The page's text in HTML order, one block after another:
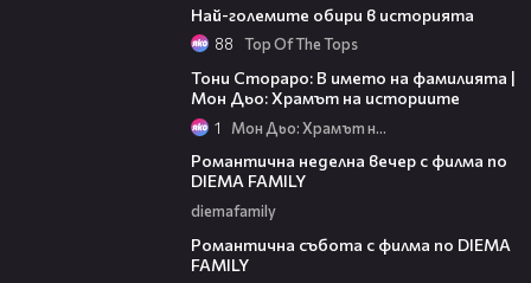
Най-големите обири в историята
88 Top Of The Tops
Тони Стораро: В името на фамилията |
Мон Дьо: Храмът на историите
1 Мон Дьо: Храмът на историите
Романтична неделна вечер с филма по
DIEMA FAMILY
diemafamily
Романтична събота с филма по DIEMA
FAMILY